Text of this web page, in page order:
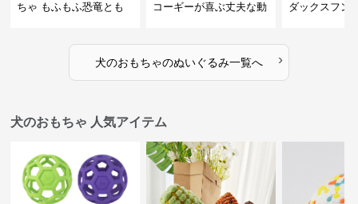
ちゃ もふもふ恐竜とも
コーギーが喜ぶ丈夫な動
ダックスフン
犬のおもちゃのぬいぐるみ一覧へ ›
犬のおもちゃ 人気アイテム